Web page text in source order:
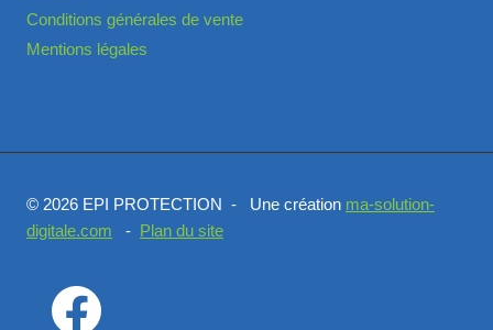
Conditions générales de vente
Mentions légales
© 2026 EPI PROTECTION - Une création ma-solution-
digitale.com - Plan du site